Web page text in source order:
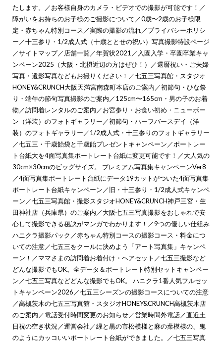
たします。
／お客様自身のカメラ・ビデオでの撮影が可能です！ ／
障がいをお持ちのお子様のご撮影について ／0歳〜2歳のお子様限
定・赤ちゃん特別コース ／実際の撮影の流れ／プライバシーポリシ
ー ／十三参り・1/2成人式（十歳ととせの祝い）写真撮影特設ページ
／サイトマップ／ 店舗一覧 ／年賀状2021 ／ 入園入学・卒園卒業キャ
ンペーン2025（大阪・北摂近辺の方はぜひ！）
／還暦祝い・ご夫婦
写真・遺影写真などもお撮りください！ ／七五三写真館・スタジオ
HONEY&CRUNCH大阪天満宮南森町本店のご案内 ／初節句・ひな祭
り・端午の節句写真撮影のご案内 ／125cm〜165cm・男の子のお着
物 ／訪問着レンタルのご案内 ／お宮参り・お食い初め・ニューボー
ン（洋装）のフォトギャラリー ／初節句・ハーフバースデイ（洋
装）のフォトギャラリー ／1/2成人式・十三参りのフォトギャラリー
／七五三・千歳飴袋と千歳飴プレゼントキャンペーン ／ポートレー
ト台紙大を4面写真集ポートレート台紙に変更可能です！ ／大人気の
30cm×30cmのビッグサイズ。 プレミアム写真集キャンペーンVer8
／4面写真集ポートレート台紙にデータ19カットがついた4面写真集
ポートレート台紙キャンペーン ／旧・十三参り・1/2成人式キャンペ
ーン ／七五三写真館・撮影スタジオHONEY&CRUNCH神戸三宮・生
田神社店（兵庫県）のご案内 ／大阪七五三写真撮影をおしゃれで安
心して撮影できる秘訣がマンガでわかります！ ／9つの優しい仕組み
ハニクラ撮影パック ／赤ちゃん特別コースの撮影コース・料金につ
いての注意／七五三をクールに決めよう「アート写真集」キャンペ
ーン！ ／ママさまの訪問着お着付け・ヘアセット ／七五三撮影など
どんな撮影でもOK。全データ＆ポートレート特別セットキャンペー
ン ／七五三写真などどんな撮影でもOK。 ハニクラ1番人気フルセッ
トキャンペーン2026 ／七五三シーズンの撮影コースについての注意
／高槻茨木の七五三写真館・スタジオHONEY&CRUNCH高槻茨木店
のご案内 ／電話受付時間変更のお知らせ／営業時間外電話／直近土
日祝の空き状況 ／運営会社 ／緑と黒の市松模様と麻の葉模様の、鬼
のようにカッコいいポートレート台紙ができました。
／七五三写真